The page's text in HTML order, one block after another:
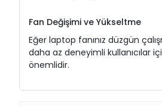
Fan Değişimi ve Yükseltme
Eğer laptop fanınız düzgün
daha az deneyimli kullanıcılar
önemlidir.